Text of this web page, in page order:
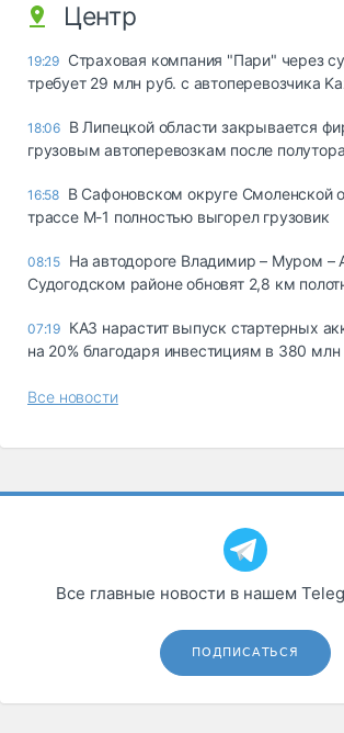
Центр
19:29 Страховая компания "Пари" через
требует 29 млн руб. с автоперевозчика
18:06 В Липецкой области закрывается
грузовым автоперевозкам после
16:58 В Сафоновском округе Смоленской
трассе М-1 полностью выгорел грузовик
08:15 На автодороге Владимир – Муром –
Судогодском районе обновят 2,8 км
07:19 КАЗ нарастит выпуск стартерных
на 20% благодаря инвестициям в 380 млн
Все новости
Все главные новости в нашем
ПОДПИСАТЬСЯ